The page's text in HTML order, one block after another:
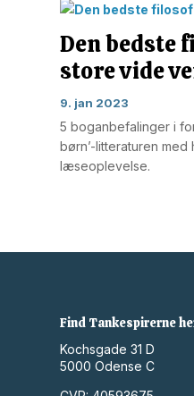
Den bedste
store vide
9. jan 2023
5 boganbefalinger i
børn’-litteraturen
læseoplevelse.
Find Tankespirerne
Kochsgade 31 D
5000 Odense C